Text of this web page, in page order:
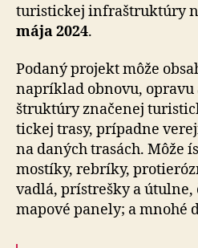
tu­ris­tickej infra­štruk­túry
mája 2024.
Podaný projekt môže
napríklad obnovu,
štruk­túry značenej
tickej trasy, prípadne
na da­ných trasách. Môže
mostíky, rebríky,
vadlá, prístrešky a
mapové panely; a mnohé